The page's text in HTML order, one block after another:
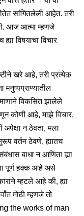
सांगितलेली आहेत. तरी
आज आत्मा म्हणजे
विषयाचा विचार
खरे आहे, तरी प्रत्येक
मनुष्यप्राण्यातील
विकसित झालेले
कोणी आहे, माझे विचार,
न ठेवता, मला
वर्तन ठेवणे, ह्यातच
बाधा न आणिता ह्या
पूर्ण हक्क आहे असे
म्हटले आहे की, ह्या
मोठी म्हणजे तो
the works of man